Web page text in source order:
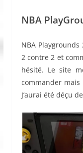
NBA
NBA
2 contre 2 et
hésité. Le site
commander
J’aurai été déçu